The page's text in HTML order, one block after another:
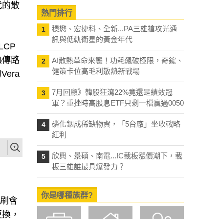
的散
傳路
會
，
熱門排行
1
穩懋、宏捷科、全新...PA三雄搶攻光通
訊與低軌衛星的黃金年代
2
AI散熱革命來襲！功耗飆破極限，奇鋐、
健策卡位高毛利散熱新戰場
3
7月回顧》韓股狂瀉22%竟還是績效冠
軍？重挫時高股息ETF只剩一檔贏過0050
4
磷化銦成稀缺物資，「5台廠」坐收戰略
紅利
5
欣興、景碩、南電...IC載板漲價潮下，載
板三雄誰最具爆發力？
你是哪種族群?